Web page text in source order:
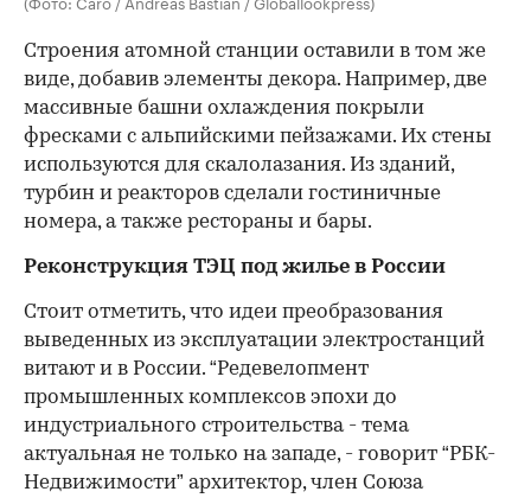
Строения атомной станции оставили в том же
виде, добавив элементы декора. Например, две
массивные башни охлаждения покрыли
фресками с альпийскими пейзажами. Их стены
используются для скалолазания. Из зданий,
турбин и реакторов сделали гостиничные
номера, а также рестораны и бары.
Реконструкция ТЭЦ под жилье в России
Стоит отметить, что идеи преобразования
выведенных из эксплуатации электростанций
витают и в России. “Редевелопмент
промышленных комплексов эпохи до
индустриального строительства - тема
актуальная не только на западе, - говорит “РБК-
Недвижимости” архитектор, член Союза